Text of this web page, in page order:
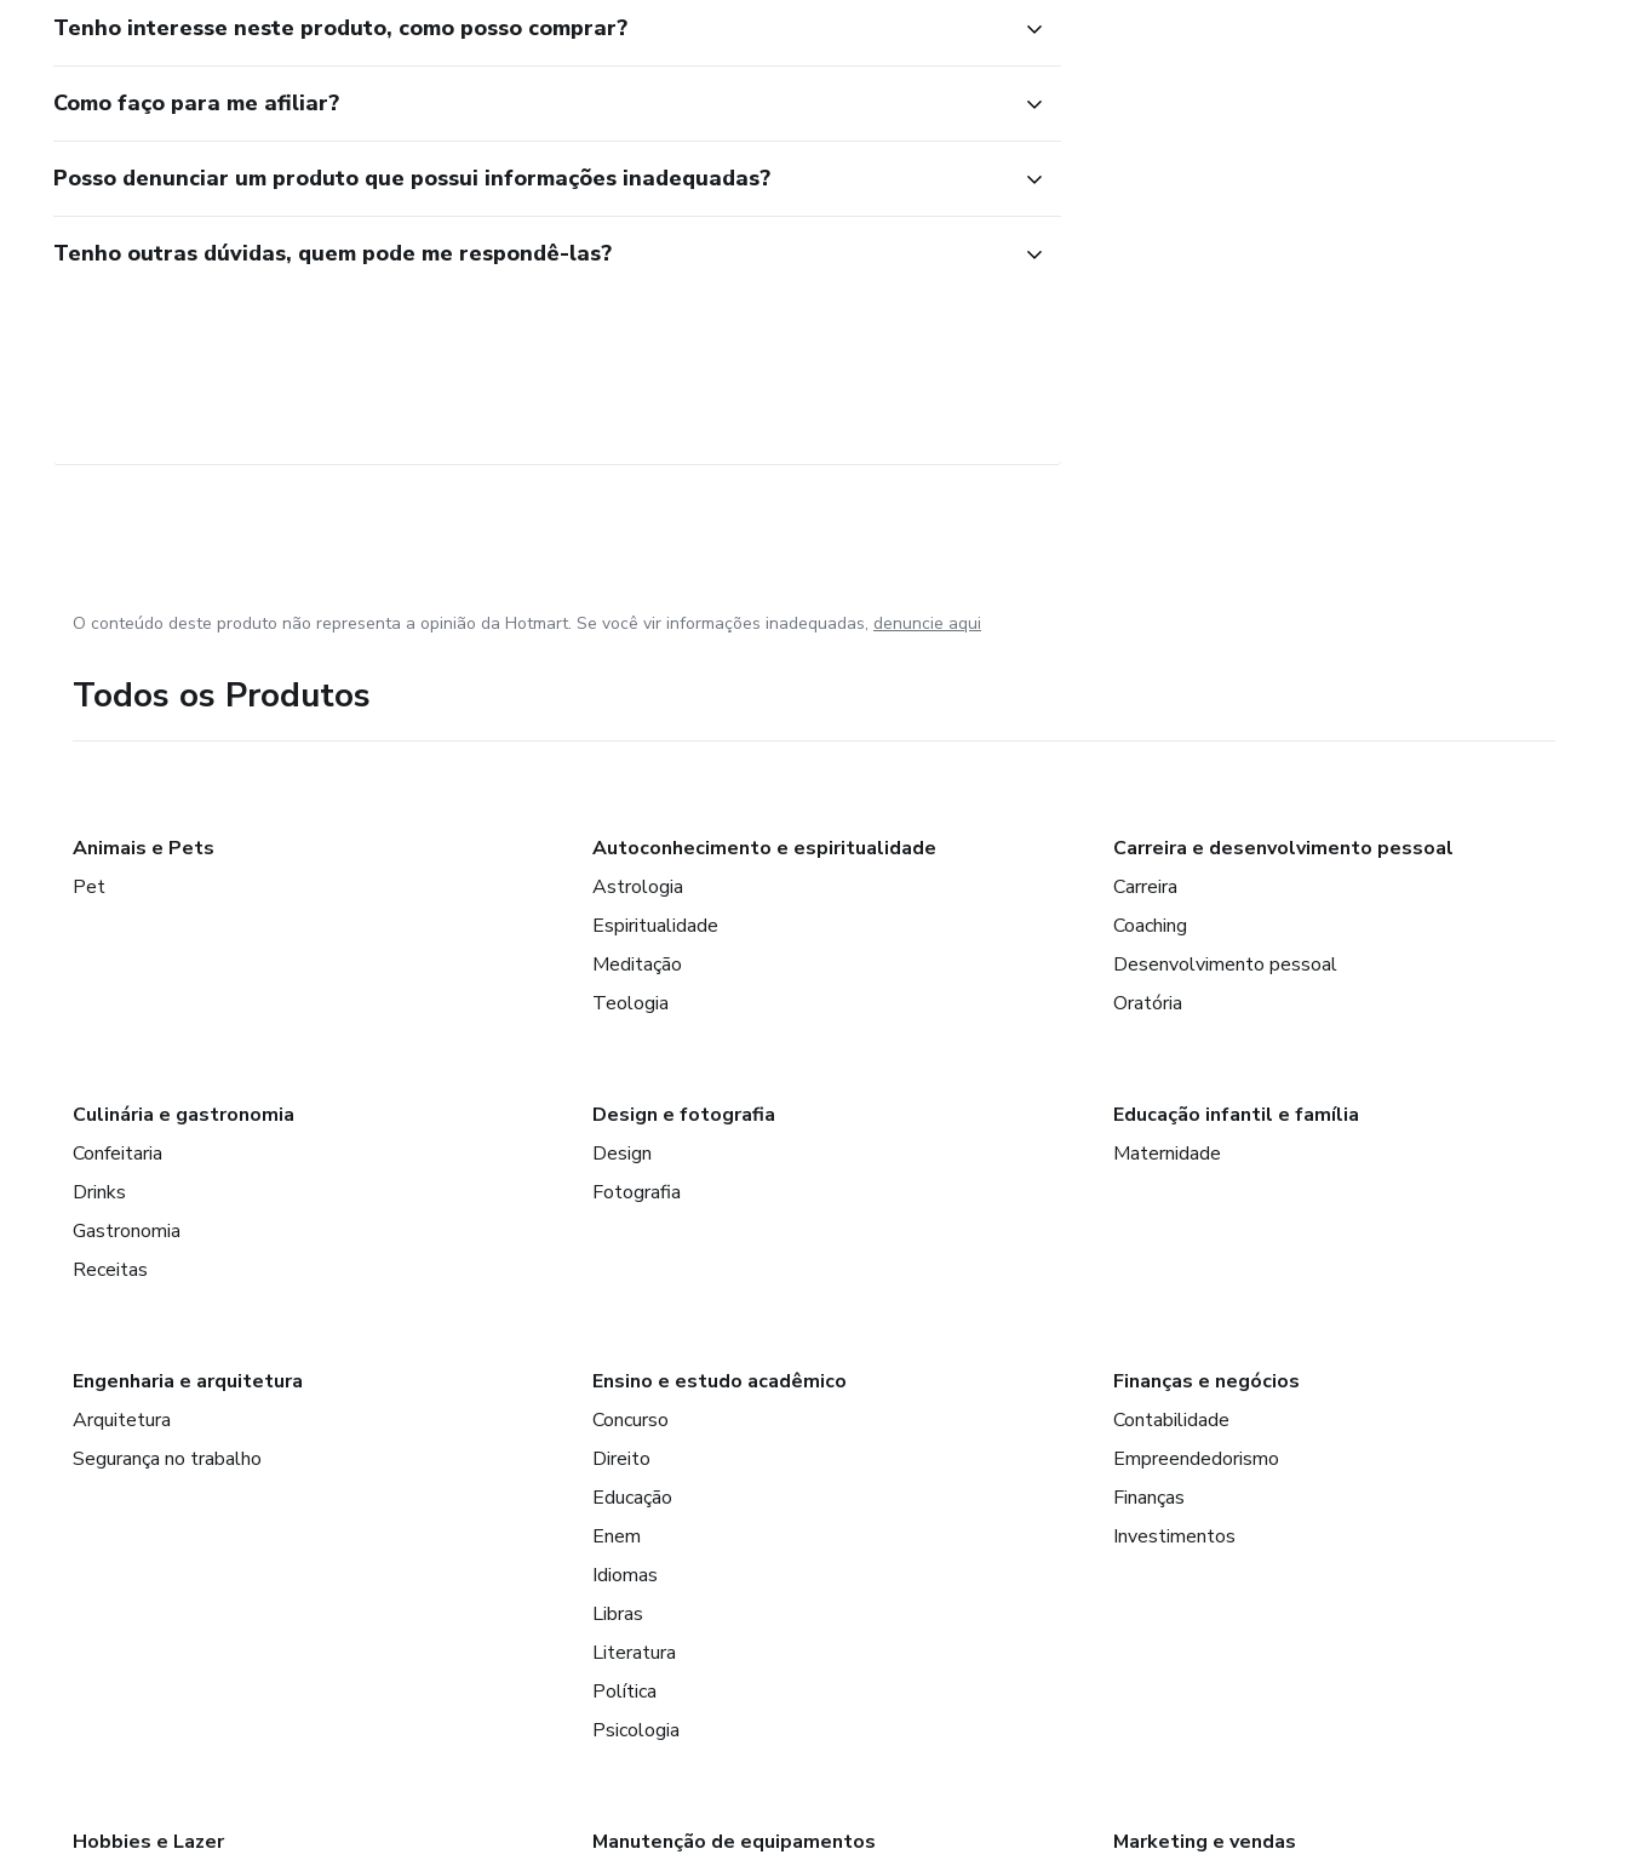
Tenho interesse neste produto, como posso comprar?
Como faço para me afiliar?
Posso denunciar um produto que possui informações inadequadas?
Tenho outras dúvidas, quem pode me respondê-las?
O conteúdo deste produto não representa a opinião da Hotmart. Se você vir informações inadequadas, denuncie aqui
Todos os Produtos
Animais e Pets
Pet
Autoconhecimento e espiritualidade
Astrologia
Espiritualidade
Meditação
Teologia
Carreira e desenvolvimento pessoal
Carreira
Coaching
Desenvolvimento pessoal
Oratória
Culinária e gastronomia
Confeitaria
Drinks
Gastronomia
Receitas
Design e fotografia
Design
Fotografia
Educação infantil e família
Maternidade
Engenharia e arquitetura
Arquitetura
Segurança no trabalho
Ensino e estudo acadêmico
Concurso
Direito
Educação
Enem
Idiomas
Libras
Literatura
Política
Psicologia
Finanças e negócios
Contabilidade
Empreendedorismo
Finanças
Investimentos
Hobbies e Lazer
Manutenção de equipamentos
Marketing e vendas